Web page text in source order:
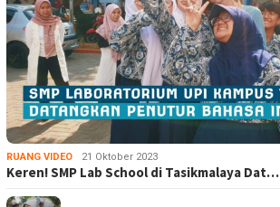
RUANG VIDEO 21 Oktober 2023
Keren! SMP Lab School di Tasikmalaya Dat…